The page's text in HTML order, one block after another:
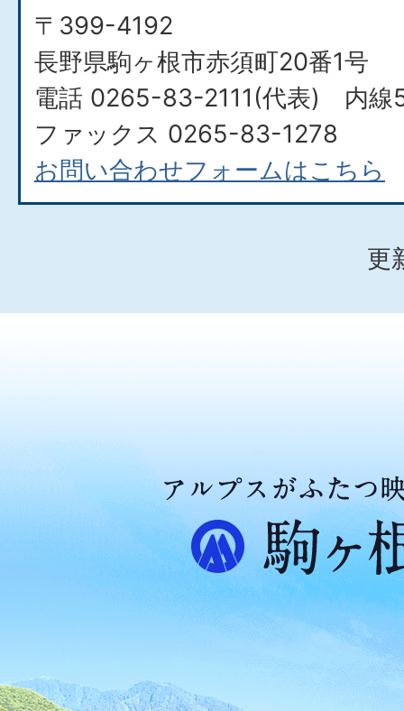
〒399-4192
長野県駒ヶ根市赤須町20番1号
電話 0265-83-2111(代表) 内線
ファックス 0265-83-1278
お問い合わせフォームはこちら
更
ア
ル
プ
ス
が